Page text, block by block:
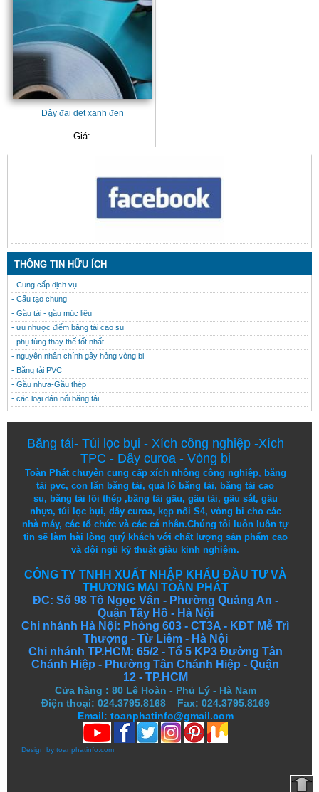
Dây đai dẹt xanh đen
Giá:
THÔNG TIN HỮU ÍCH
- Cung cấp dịch vụ
- Cấu tạo chung
- Gầu tải - gầu múc liệu
- ưu nhược điểm băng tải cao su
- phụ tùng thay thế tốt nhất
- nguyên nhân chính gây hỏng vòng bi
- Băng tải PVC
- Gầu nhưa-Gầu thép
- các loại dán nối băng tải
Băng tải- Túi lọc bụi - Xích công nghiệp-Xích
TPC - Dây curoa- Vòng bi
Toàn Phát chuyên cung cấp xích nhông công nghiệp, băng
tải pvc,con lăn băng tải,quả lô băng tải, băng tải cao
su, băng tải lõi thép, băng tải gầu, gầu tải, gầu sắt, gầu
nhựa, túi lọc bụi, dây curoa, kẹp nối S4, vòng bi cho các
nhà máy, các tổ chức và các cá nhân.Chúng tôi luôn luôn tự
tin sẽ làm hài lòng quý khách với chất lượng sảnphẩm cao
vàđội ngũ kỹ thuậtgiàu kinh nghiệm.
CÔNG TY TNHH XUẤT NHẬP KHẨU ĐẦU TƯ VÀ
THƯƠNG MẠI TOÀN PHÁT
ĐC: Số 98 Tô Ngọc Vân - Phường Quảng An -
Quận Tây Hồ - Hà Nội
Chi nhánh Hà Nội: Phòng 603 - CT3A - KĐT Mễ Trì
Thượng - Từ Liêm - Hà Nội
Chi nhánh TP.HCM: 65/2 - Tổ 5 KP3 Đường Tân
Chánh Hiệp - Phường Tân Chánh Hiệp - Quận
12 - TP.HCM
Cửa hàng : 80 Lê Hoàn - Phủ Lý - Hà Nam
Điện thoại: 024.3795.8168 Fax: 024.3795.8169
Email: toanphatinfo@gmail.com
Design by toanphatinfo.com